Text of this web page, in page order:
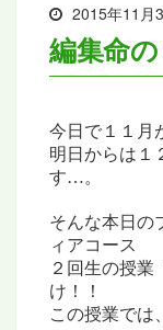
2015年11月
編集命
今日で１１月
明日からは１
す…。
そんな本日の
ィアコース
２回生の授業
け！！
この授業では